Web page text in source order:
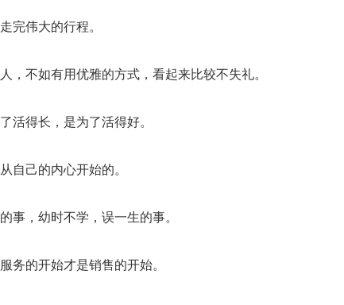
完伟大的行程。
，不如有用优雅的方式，看起来比较不失礼。
活得长，是为了活得好。
自己的内心开始的。
事，幼时不学，误一生的事。
务的开始才是销售的开始。